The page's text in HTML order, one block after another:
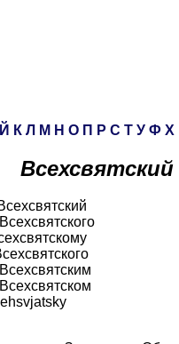
Й К Л М Н О П Р С Т У Ф Х
Всехсвятский